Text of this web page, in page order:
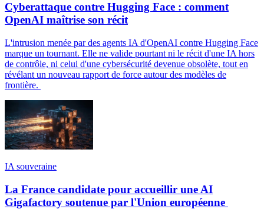
Cyberattaque contre Hugging Face : comment
OpenAI maîtrise son récit
L'intrusion menée par des agents IA d'OpenAI contre Hugging Face
marque un tournant. Elle ne valide pourtant ni le récit d'une IA hors
de contrôle, ni celui d'une cybersécurité devenue obsolète, tout en
révélant un nouveau rapport de force autour des modèles de
frontière.
IA souveraine
La France candidate pour accueillir une AI
Gigafactory soutenue par l'Union européenne